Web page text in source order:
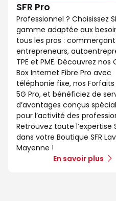
SFR Pro
Professionnel ? Choisissez
gamme adaptée aux
tous les pros :
entrepreneurs,
TPE et PME. Découvrez nos
Box Internet Fibre Pro avec
téléphonie fixe, nos Forfaits
5G Pro, et bénéficiez de
d’avantages conçus
pour l’activité des
Retrouvez toute l’expertise
dans votre Boutique SFR
Mayenne !
En savoir plus